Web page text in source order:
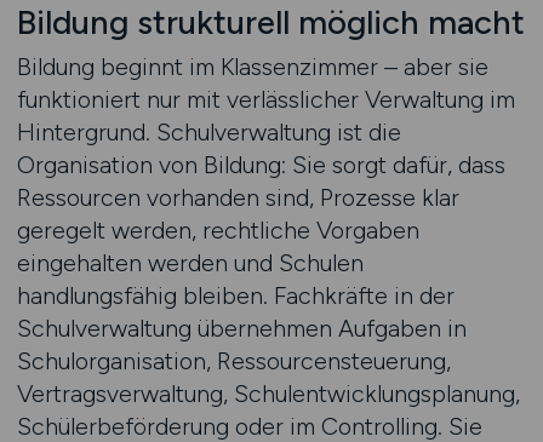
Bildung strukturell möglich macht
Bildung beginnt im Klassenzimmer – aber sie
funktioniert nur mit verlässlicher Verwaltung im
Hintergrund. Schulverwaltung ist die
Organisation von Bildung: Sie sorgt dafür, dass
Ressourcen vorhanden sind, Prozesse klar
geregelt werden, rechtliche Vorgaben
eingehalten werden und Schulen
handlungsfähig bleiben. Fachkräfte in der
Schulverwaltung übernehmen Aufgaben in
Schulorganisation, Ressourcensteuerung,
Vertragsverwaltung, Schulentwicklungsplanung,
Schülerbeförderung oder im Controlling. Sie